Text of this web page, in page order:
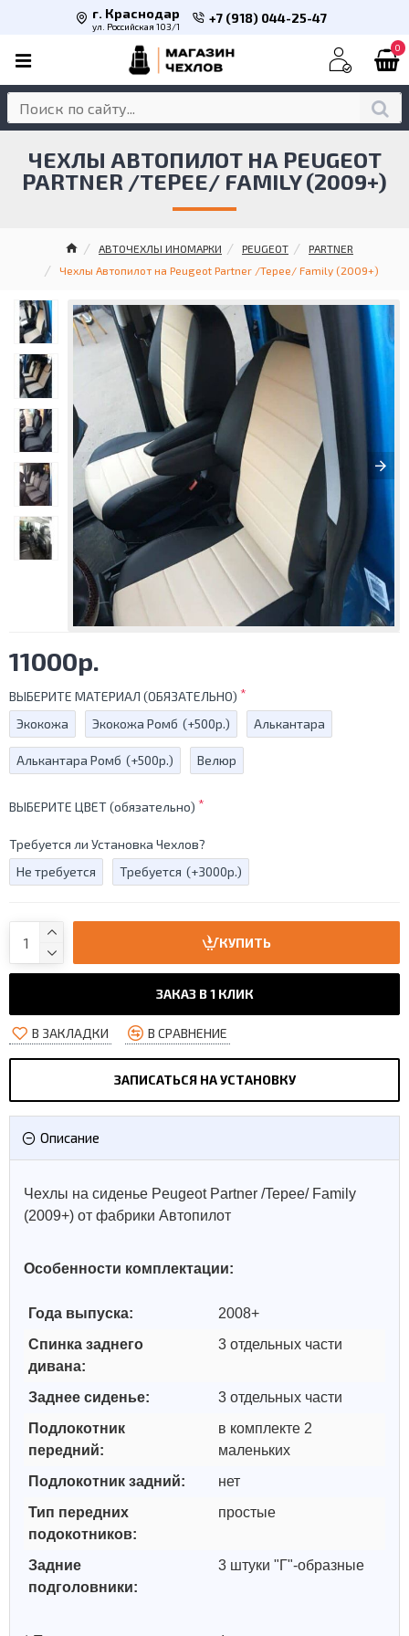
г. Краснодар
ул. Российская 103/1
+7 (918) 044-25-47
0
АВТОЧЕХЛЫ ИНОМАРКИ PEUGEOT
PARTNER
Чехлы Автопилот на Peugeot Partner /Tepee/ Family (2009+)
ЧЕХЛЫ АВТОПИЛОТ НА PEUGEOT
PARTNER /TEPEE/ FAMILY (2009+)
11000р.
ВЫБЕРИТЕ МАТЕРИАЛ (ОБЯЗАТЕЛЬНО)
Экокожа
Экокожа Ромб (+500р.) Алькантара
Алькантара Ромб (+500р.) Велюр
ВЫБЕРИТЕ ЦВЕТ (обязательно)
Требуется ли Установка Чехлов?
Не требуется
Требуется (+3000р.)
КУПИТЬ
ЗАКАЗ В 1 КЛИК
В ЗАКЛАДКИ В СРАВНЕНИЕ
ЗАПИСАТЬСЯ НА УСТАНОВКУ
Описание
Чехлы на сиденье Peugeot Partner /Tepee/ Family
(2009+) от фабрики Автопилот
Особенности комплектации:
Года выпуска:
2008+
Спинка заднего
дивана:
3 отдельных части
Заднее сиденье:
3 отдельных части
Подлокотник
передний:
в комплекте 2
маленьких
Подлокотник задний:
нет
Тип передних
подокотников:
простые
Задние
подголовники:
3 штуки "Г"-образные